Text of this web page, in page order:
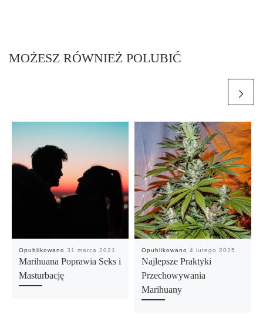
MOŻESZ RÓWNIEŻ POLUBIĆ
Opublikowano 31 marca 2021
Marihuana Poprawia Seks i
Masturbację
Opublikowano 4 lutego 2025
Najlepsze Praktyki
Przechowywania
Marihuany